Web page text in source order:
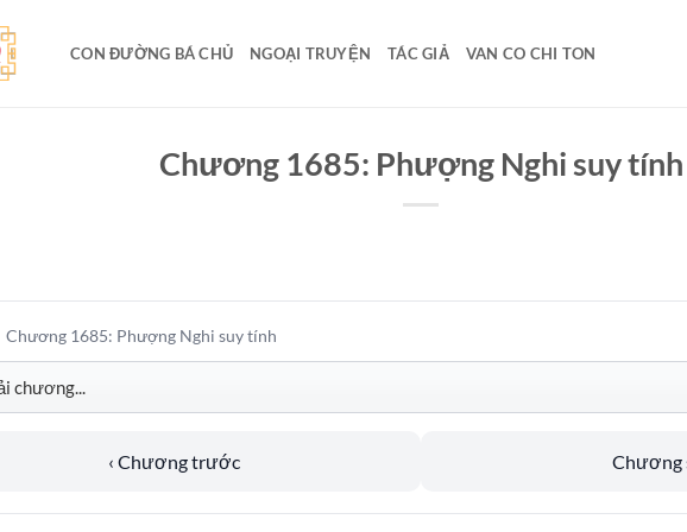
CON ĐƯỜNG BÁ CHỦ NGOẠI TRUYỆN TÁC GIẢ VAN CO CHI TON
Chương 1685: Phượng Nghi suy tính
Chương 1685: Phượng Nghi suy tính
‹ Chương trước Chương